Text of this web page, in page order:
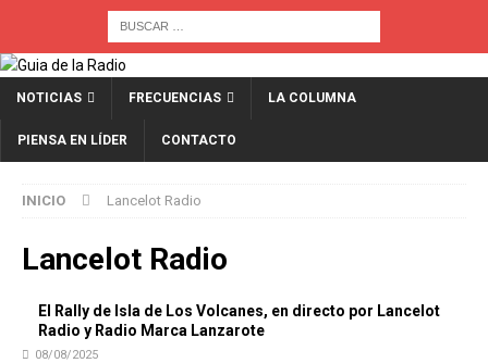
NOTICIAS FRECUENCIAS LA COLUMNA
PIENSA EN LÍDER CONTACTO
INICIO Lancelot Radio
Lancelot Radio
El Rally de Isla de Los Volcanes, en directo por Lancelot
Radio y Radio Marca Lanzarote
08/08/2025